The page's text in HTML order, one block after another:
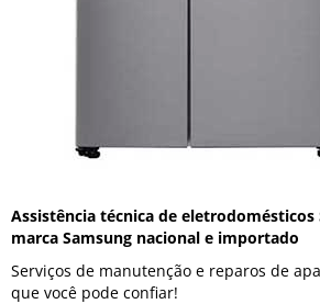
Assistência técnica de eletrodomésticos
marca Samsung nacional e importado
Serviços de manutenção e reparos de
que você pode confiar!